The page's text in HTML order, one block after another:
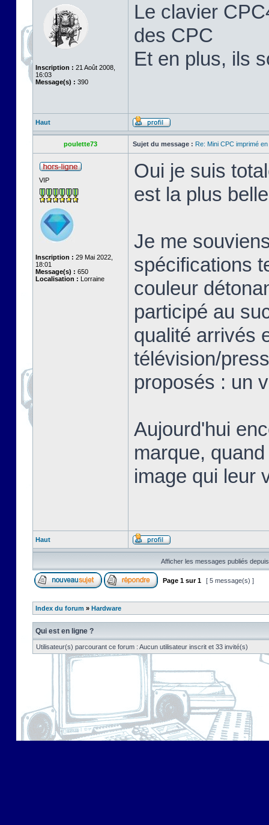
Inscription : 21 Août 2008,
16:03
Message(s) : 390
Le clavier
des CPC
Et en plus, ils
Haut
poulette73 Sujet du message : Re: Mini CPC imprimé
VIP
Inscription : 29 Mai 2022,
18:01
Message(s) : 650
Localisation : Lorraine
Oui je suis
est la plus
Je me
spécifications
couleur
participé au
qualité arrivés
télévision/
proposés : un
Aujourd'hui
marque,
image qui leur
Haut
Afficher les messages publiés
Page 1 sur1 [ 5 message(s) ]
Index du forum » Hardware
Qui est en ligne ?
Utilisateur(s) parcourant ce forum : Aucun utilisateur inscrit et 33 invité(s)